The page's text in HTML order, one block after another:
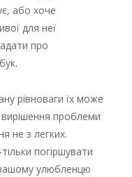
або хоче
​​для неї
про
рівноваги їх може
проблеми
не з легких.
погіршувати
улюбленцю